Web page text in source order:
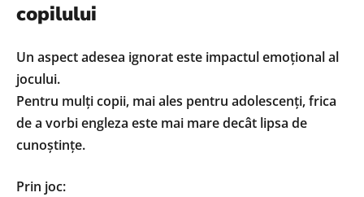
copilului
Un aspect adesea ignorat este impactul emoțional al
jocului.
Pentru mulți copii, mai ales pentru adolescenți, frica
de a vorbi engleza este mai mare decât lipsa de
cunoștințe.
Prin joc: